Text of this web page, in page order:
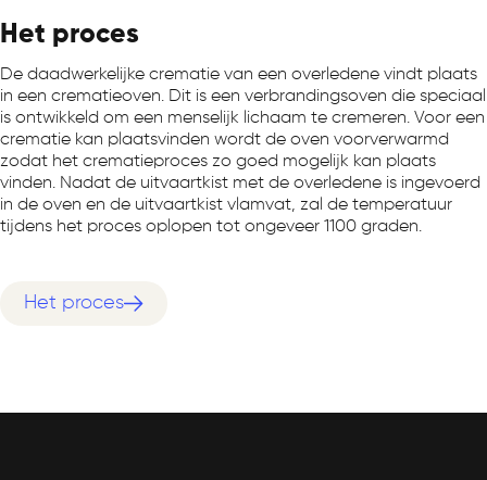
Het proces
De daadwerkelijke crematie van een overledene vindt plaats
in een crematieoven. Dit is een verbrandingsoven die speciaal
is ontwikkeld om een menselijk lichaam te cremeren. Voor een
crematie kan plaatsvinden wordt de oven voorverwarmd
zodat het crematieproces zo goed mogelijk kan plaats
vinden. Nadat de uitvaartkist met de overledene is ingevoerd
in de oven en de uitvaartkist vlamvat, zal de temperatuur
tijdens het proces oplopen tot ongeveer 1100 graden.
Het proces